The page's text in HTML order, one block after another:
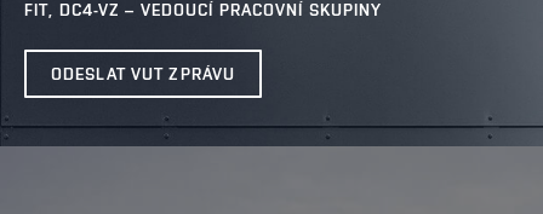
FIT, DC4-VZ – VEDOUCÍ PRACOVNÍ SKUPINY
ODESLAT VUT ZPRÁVU